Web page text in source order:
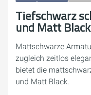
Tiefschwarz
und Matt
Mattschwarze
zugleich zeitlos
bietet die
und Matt Black.